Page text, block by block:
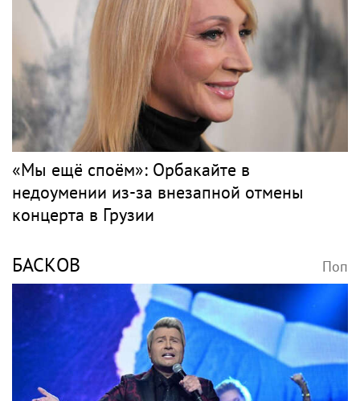
«Мы ещё споём»: Орбакайте в
недоумении из-за внезапной отмены
концерта в Грузии
БАСКОВ Поп